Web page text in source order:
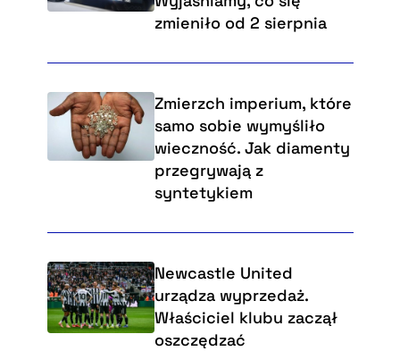
zmieniło od 2 sierpnia
Zmierzch imperium, które
samo sobie wymyśliło
wieczność. Jak diamenty
przegrywają z
syntetykiem
Newcastle United
urządza wyprzedaż.
Właściciel klubu zaczął
oszczędzać